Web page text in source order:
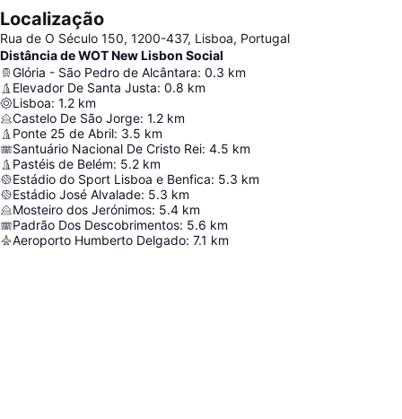
Localização
Rua de O Século 150, 1200-437, Lisboa, Portugal
Distância de WOT New Lisbon Social
Glória - São Pedro de Alcântara: 0.3 km
Elevador De Santa Justa: 0.8 km
Lisboa: 1.2 km
Castelo De São Jorge: 1.2 km
Ponte 25 de Abril: 3.5 km
Santuário Nacional De Cristo Rei: 4.5 km
Pastéis de Belém: 5.2 km
Estádio do Sport Lisboa e Benfica: 5.3 km
Estádio José Alvalade: 5.3 km
Mosteiro dos Jerónimos: 5.4 km
Padrão Dos Descobrimentos: 5.6 km
Aeroporto Humberto Delgado: 7.1 km